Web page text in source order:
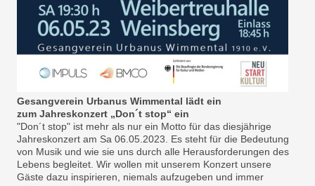
Gesangverein Urbanus Wimmental lädt ein
zum Jahreskonzert „Don´t stop“ ein
"Don´t stop" ist mehr als nur ein Motto für das diesjährige
Jahreskonzert am Sa 06.05.2023. Es steht für die Bedeutung
von Musik und wie sie uns durch alle Herausforderungen des
Lebens begleitet. Wir wollen mit unserem Konzert unsere
Gäste dazu inspirieren, niemals aufzugeben und immer